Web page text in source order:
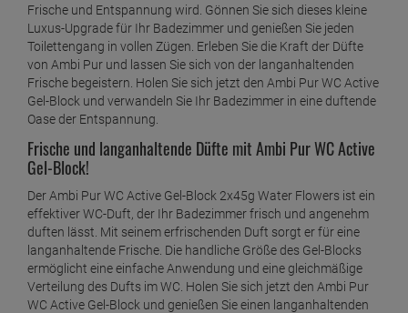
Frische und Entspannung wird. Gönnen Sie sich dieses kleine
Luxus-Upgrade für Ihr Badezimmer und genießen Sie jeden
Toilettengang in vollen Zügen. Erleben Sie die Kraft der Düfte
von Ambi Pur und lassen Sie sich von der langanhaltenden
Frische begeistern. Holen Sie sich jetzt den Ambi Pur WC Active
Gel-Block und verwandeln Sie Ihr Badezimmer in eine duftende
Oase der Entspannung.
Frische und langanhaltende Düfte mit Ambi Pur WC Active
Gel-Block!
Der Ambi Pur WC Active Gel-Block 2x45g Water Flowers ist ein
effektiver WC-Duft, der Ihr Badezimmer frisch und angenehm
duften lässt. Mit seinem erfrischenden Duft sorgt er für eine
langanhaltende Frische. Die handliche Größe des Gel-Blocks
ermöglicht eine einfache Anwendung und eine gleichmäßige
Verteilung des Dufts im WC. Holen Sie sich jetzt den Ambi Pur
WC Active Gel-Block und genießen Sie einen langanhaltenden